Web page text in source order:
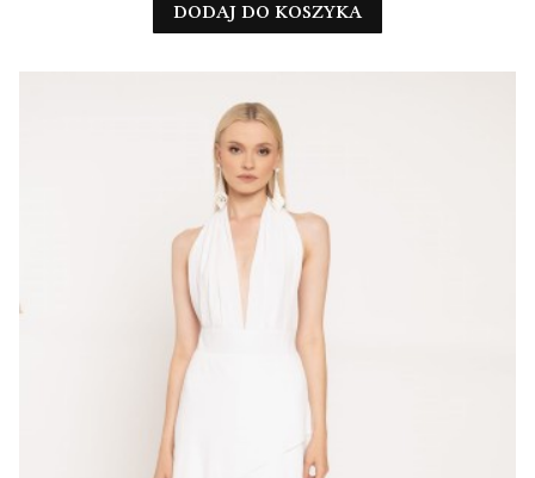
DODAJ DO KOSZYKA